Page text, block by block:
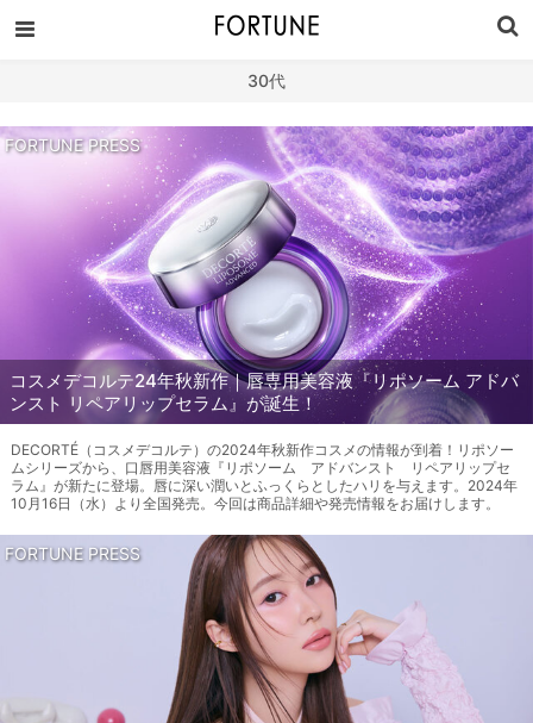
30代
FORTUNE PRESS
コスメデコルテ24年秋新作｜唇専用美容液『リポソーム アドバ
ンスト リペアリップセラム』が誕生！
DECORTÉ（コスメデコルテ）の2024年秋新作コスメの情報が到着！リポソー
ムシリーズから、口唇用美容液『リポソーム アドバンスト リペアリップセ
ラム』が新たに登場。唇に深い潤いとふっくらとしたハリを与えます。2024年
10月16日（水）より全国発売。今回は商品詳細や発売情報をお届けします。
FORTUNE PRESS